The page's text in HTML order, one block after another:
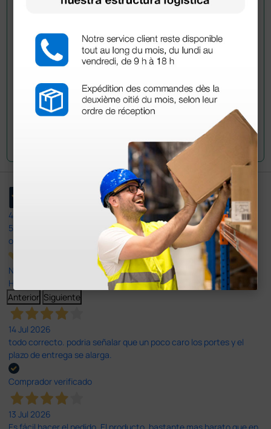
información?
han adquirido este producto.
Envía tu pregunta
4,4
597
opiniones
Nuestras reseñas de 4 y 5 estrellas.
Haga clic aquí para leerlos todos >
Anterior Siguiente
14 Jul 2026
todo correcto. podria señalar que un poco caro los portes y el
plazo de entrega se alarga.
Comprador verificado
13 Jul 2026